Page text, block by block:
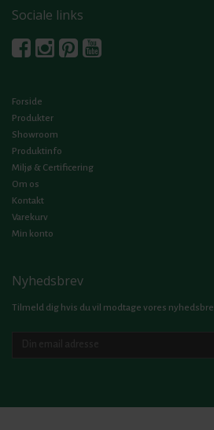
Sociale links
Forside
Produkter
Showroom
Produktinfo
Miljø & Certificering
Om os
Kontakt
Varekurv
Min konto
Nyhedsbrev
Tilmeld dig hvis du vil modtage vores